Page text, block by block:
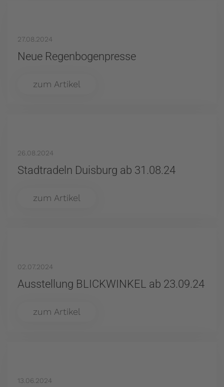
27.08.2024
Neue Regenbogenpresse
zum Artikel
26.08.2024
Stadtradeln Duisburg ab 31.08.24
zum Artikel
02.07.2024
Ausstellung BLICKWINKEL ab 23.09.24
zum Artikel
13.06.2024